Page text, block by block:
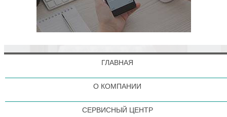
ГЛАВНАЯ
О КОМПАНИИ
СЕРВИСНЫЙ ЦЕНТР